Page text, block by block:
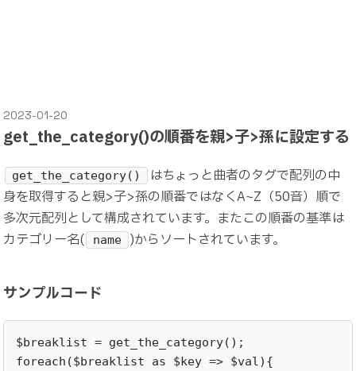
2023-01-20
get_the_category()の順番を親>子>孫に設定する
get_the_category()
はちょっと曲者のタグで配列の中
身を取得すると親>子>孫の順番ではなくA~Z（50音）順で
多次元配列として構成されています。またこの順番の基準は
カテゴリー名(
name )からソートされています。
サンプルコード
$breaklist = get_the_category();
foreach($breaklist as $key => $val){